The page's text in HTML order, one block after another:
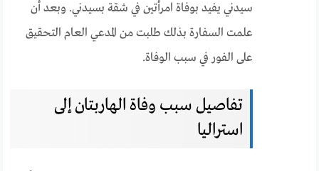
سيدني يفيد بوفاة امرأتين في شقة بسيدني. وبعد أن
علمت السفارة بذلك طلبت من المدعي العام التحقيق
على الفور في سبب الوفاة.
تفاصيل سبب وفاة الهاربتان إلى
استراليا